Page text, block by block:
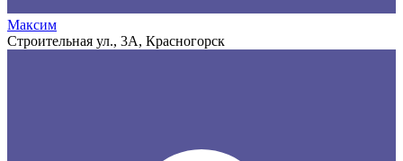
Максим
Строительная ул., 3А, Красногорск